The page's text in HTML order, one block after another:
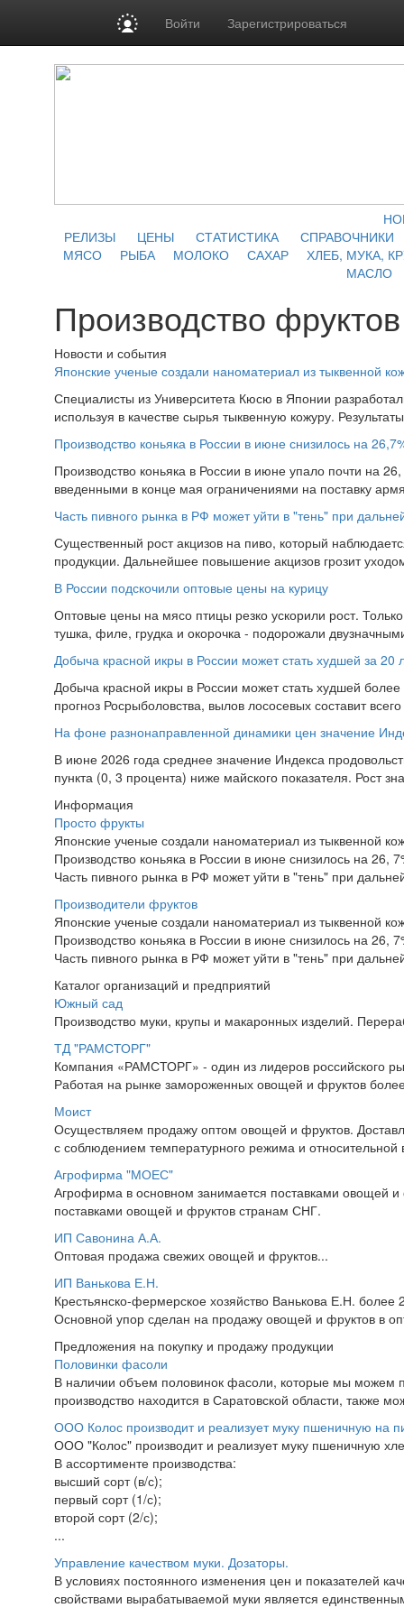
Войти Зарегистрироваться
РЕЛИЗЫ
ЦЕНЫ СТАТИСТИКА
СПРАВОЧНИКИ
МЯСО
РЫБА МОЛОКО САХАР
ХЛЕБ, МУКА,
МАСЛО
Производство фруктов
Новости и события
Японские ученые создали наноматериал из тыквенной
Специалисты из Университета Кюсю в Японии
используя в качестве сырья тыквенную кожуру.
Производство коньяка в России в июне снизилось на
Производство коньяка в России в июне упало почти на
введенными в конце мая ограничениями на поставку
Часть пивного рынка в РФ может уйти в "тень" при
Существенный рост акцизов на пиво, который
продукции. Дальнейшее повышение акцизов грозит
В России подскочили оптовые цены на курицу
Оптовые цены на мясо птицы резко ускорили рост.
тушка, филе, грудка и окорочка - подорожали
Добыча красной икры в России может стать худшей за 20
Добыча красной икры в России может стать худшей
прогноз Росрыболовства, вылов лососевых составит
На фоне разнонаправленной динамики цен значение
В июне 2026 года среднее значение Индекса
пункта (0, 3 процента) ниже майского показателя. Рост
Информация
Просто фрукты
Японские ученые создали наноматериал из тыквенной
Производство коньяка в России в июне снизилось на 26,
Часть пивного рынка в РФ может уйти в "тень" при
Производители фруктов
Японские ученые создали наноматериал из тыквенной
Производство коньяка в России в июне снизилось на 26,
Часть пивного рынка в РФ может уйти в "тень" при
Каталог организаций и предприятий
Южный сад
Производство муки, крупы и макаронных изделий.
ТД "РАМСТОРГ"
Компания «РАМСТОРГ» - один из лидеров российского
Работая на рынке замороженных овощей и фруктов
Моист
Осуществляем продажу оптом овощей и фруктов.
с соблюдением температурного режима и
Агрофирма "МОЕС"
Агрофирма в основном занимается поставками овощей
поставками овощей и фруктов странам СНГ.
ИП Савонина А.А.
Оптовая продажа свежих овощей и фруктов...
ИП Ванькова Е.Н.
Крестьянско-фермерское хозяйство Ванькова Е.Н.
Основной упор сделан на продажу овощей и фруктов в
Предложения на покупку и продажу продукции
Половинки фасоли
В наличии объем половинок фасоли, которые мы можем
производство находится в Саратовской области, также
ООО Колос производит и реализует муку пшеничную на
ООО "Колос" производит и реализует муку пшеничную
В ассортименте производства:
высший сорт (в/с);
первый сорт (1/с);
второй сорт (2/с);
...
Управление качеством муки. Дозаторы.
В условиях постоянного изменения цен и показателей
свойствами вырабатываемой муки является